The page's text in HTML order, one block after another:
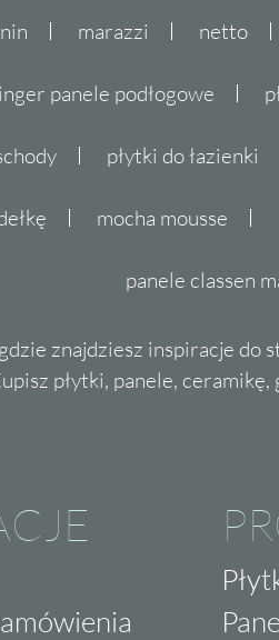
marazzi netto
panele podłogowe
płytki do łazienki
mocha mousse
panele classen
znajdziesz inspiracje do
płytki, panele,